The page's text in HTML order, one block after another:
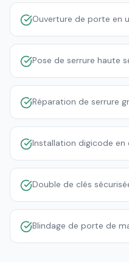
Ouverture de porte en
Pose de serrure haute
Réparation de serrure
Installation digicode
Double de clés
Blindage de porte de